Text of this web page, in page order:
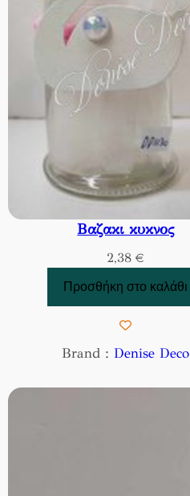
Βαζακι κυκνος
2,38 €
Προσθήκη στο καλάθι
Brand :Denise Deco